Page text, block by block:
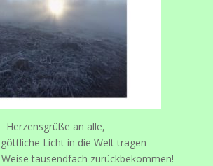
Herzensgrüße an alle,
Licht in die Welt tragen
tausendfach zurückbekommen!